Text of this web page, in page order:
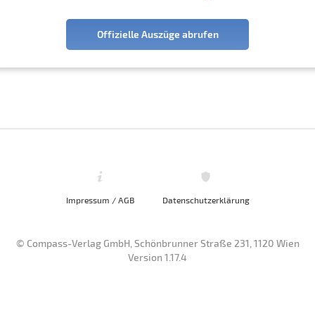
Offizielle Auszüge abrufen
Impressum / AGB Datenschutzerklärung
© Compass-Verlag GmbH, Schönbrunner Straße 231, 1120 Wien
Version 1.17.4